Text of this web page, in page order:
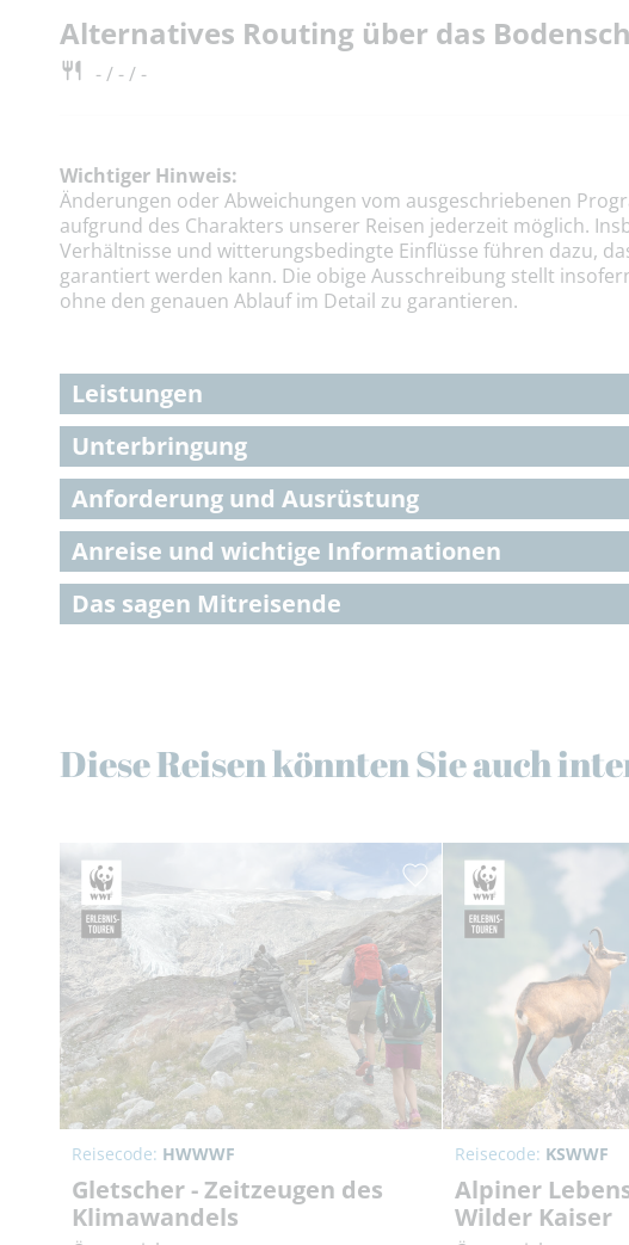
Alternatives Routing über das
- / - / -
Wichtiger Hinweis:
Änderungen oder Abweichungen vom ausgeschriebenen
aufgrund des Charakters unserer Reisen jederzeit möglich.
Verhältnisse und witterungsbedingte Einflüsse führen dazu,
garantiert werden kann. Die obige Ausschreibung stellt
ohne den genauen Ablauf im Detail zu garantieren.
Leistungen
Unterbringung
Anforderung und Ausrüstung
Anreise und wichtige Informationen
Das sagen Mitreisende
Diese Reisen könnten Sie auch
Reisecode: HWWWF
Gletscher - Zeitzeugen des
Klimawandels
Reisecode: KSWWF
Alpiner
Wilder Kaiser